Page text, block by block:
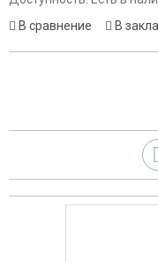
В сравнение
В